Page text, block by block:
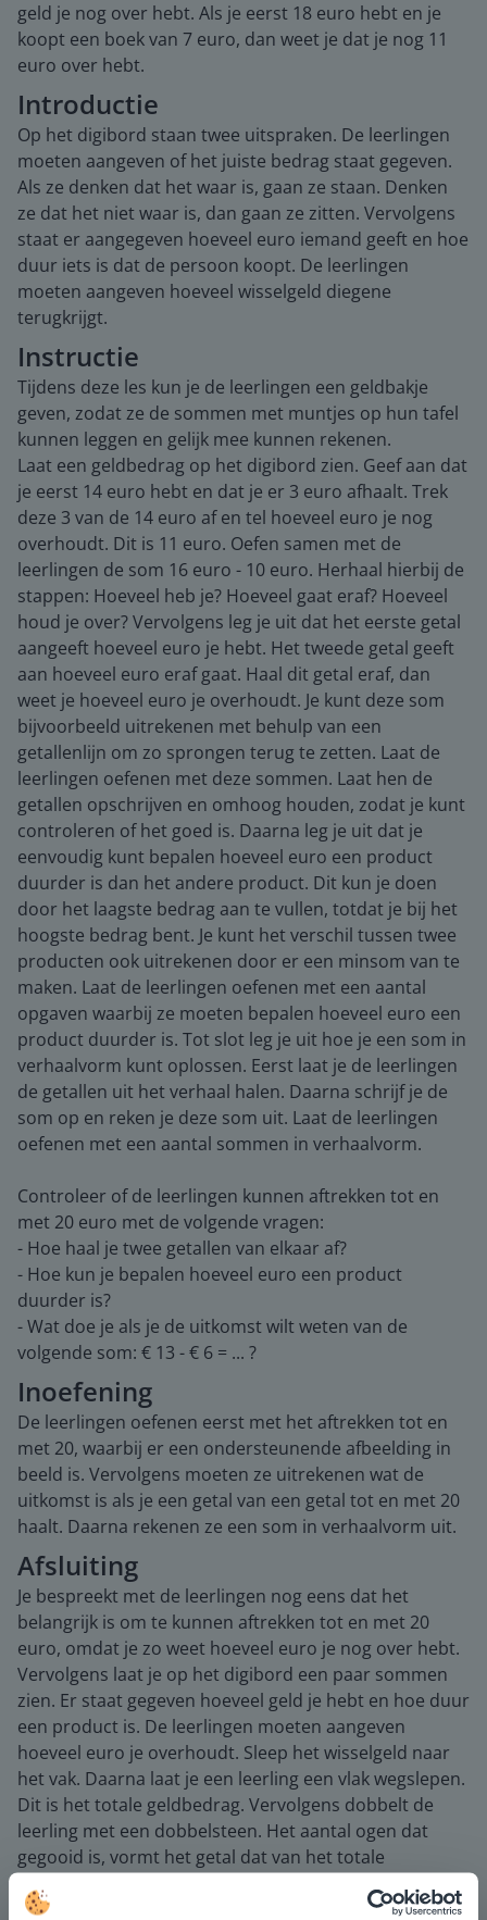
geld je nog over hebt. Als je eerst 18 euro hebt en je
koopt een boek van 7 euro, dan weet je dat je nog 11
euro over hebt.
Introductie
Op het digibord staan twee uitspraken. De leerlingen
moeten aangeven of het juiste bedrag staat gegeven.
Als ze denken dat het waar is, gaan ze staan. Denken
ze dat het niet waar is, dan gaan ze zitten. Vervolgens
staat er aangegeven hoeveel euro iemand geeft en hoe
duur iets is dat de persoon koopt. De leerlingen
moeten aangeven hoeveel wisselgeld diegene
terugkrijgt.
Instructie
Tijdens deze les kun je de leerlingen een geldbakje
geven, zodat ze de sommen met muntjes op hun tafel
kunnen leggen en gelijk mee kunnen rekenen.
Laat een geldbedrag op het digibord zien. Geef aan dat
je eerst 14 euro hebt en dat je er 3 euro afhaalt. Trek
deze 3 van de 14 euro af en tel hoeveel euro je nog
overhoudt. Dit is 11 euro. Oefen samen met de
leerlingen de som 16 euro - 10 euro. Herhaal hierbij de
stappen: Hoeveel heb je? Hoeveel gaat eraf? Hoeveel
houd je over? Vervolgens leg je uit dat het eerste getal
aangeeft hoeveel euro je hebt. Het tweede getal geeft
aan hoeveel euro eraf gaat. Haal dit getal eraf, dan
weet je hoeveel euro je overhoudt. Je kunt deze som
bijvoorbeeld uitrekenen met behulp van een
getallenlijn om zo sprongen terug te zetten. Laat de
leerlingen oefenen met deze sommen. Laat hen de
getallen opschrijven en omhoog houden, zodat je kunt
controleren of het goed is. Daarna leg je uit dat je
eenvoudig kunt bepalen hoeveel euro een product
duurder is dan het andere product. Dit kun je doen
door het laagste bedrag aan te vullen, totdat je bij het
hoogste bedrag bent. Je kunt het verschil tussen twee
producten ook uitrekenen door er een minsom van te
maken. Laat de leerlingen oefenen met een aantal
opgaven waarbij ze moeten bepalen hoeveel euro een
product duurder is. Tot slot leg je uit hoe je een som in
verhaalvorm kunt oplossen. Eerst laat je de leerlingen
de getallen uit het verhaal halen. Daarna schrijf je de
som op en reken je deze som uit. Laat de leerlingen
oefenen met een aantal sommen in verhaalvorm.
Controleer of de leerlingen kunnen aftrekken tot en
met 20 euro met de volgende vragen:
- Hoe haal je twee getallen van elkaar af?
- Hoe kun je bepalen hoeveel euro een product
duurder is?
- Wat doe je als je de uitkomst wilt weten van de
volgende som: € 13 - € 6 = ... ?
Inoefening
De leerlingen oefenen eerst met het aftrekken tot en
met 20, waarbij er een ondersteunende afbeelding in
beeld is. Vervolgens moeten ze uitrekenen wat de
uitkomst is als je een getal van een getal tot en met 20
haalt. Daarna rekenen ze een som in verhaalvorm uit.
Afsluiting
Je bespreekt met de leerlingen nog eens dat het
belangrijk is om te kunnen aftrekken tot en met 20
euro, omdat je zo weet hoeveel euro je nog over hebt.
Vervolgens laat je op het digibord een paar sommen
zien. Er staat gegeven hoeveel geld je hebt en hoe duur
een product is. De leerlingen moeten aangeven
hoeveel euro je overhoudt. Sleep het wisselgeld naar
het vak. Daarna laat je een leerling een vlak wegslepen.
Dit is het totale geldbedrag. Vervolgens dobbelt de
leerling met een dobbelsteen. Het aantal ogen dat
gegooid is, vormt het getal dat van het totale
geldbedrag moet worden afgehaald. De hele klas
rekent deze som uit.